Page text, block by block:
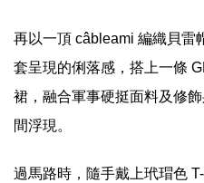
再以一頂 câbleami 編織貝雷
套呈現的俐落感，搭上一條
裙，融合軍事硬挺面料及修
間浮現。
過馬路時，隨手戴上玳瑁色